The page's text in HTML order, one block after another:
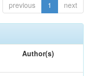
previous 1 next
Author(s)